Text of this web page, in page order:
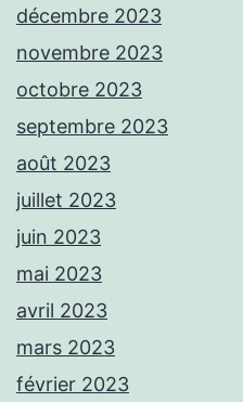
décembre 2023
novembre 2023
octobre 2023
septembre 2023
août 2023
juillet 2023
juin 2023
mai 2023
avril 2023
mars 2023
février 2023